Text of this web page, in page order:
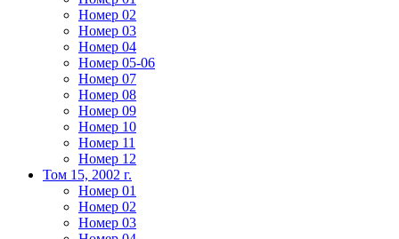
Номер 02
Номер 03
Номер 04
Номер 05-06
Номер 07
Номер 08
Номер 09
Номер 10
Номер 11
Номер 12
Том 15, 2002 г.
Номер 01
Номер 02
Номер 03